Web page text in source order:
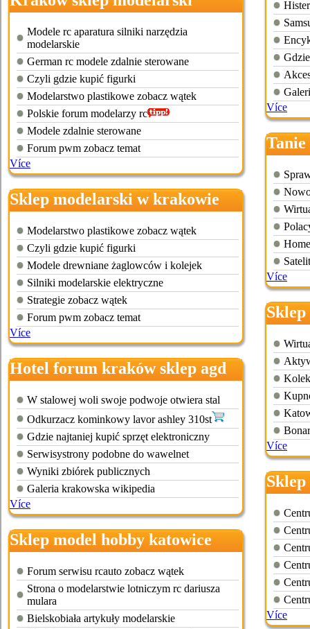
Modele rc aparatura silniki narzędzia
modelarskie
German rc modele zdalnie sterowane
Czyli gdzie kupić figurki
Modelarstwo plastikowe zobacz wątek
Polskie forum modelarzy rc
Modele zdalnie sterowane
Forum pwm zobacz temat
Více
Sklep modelarski w krakowie
Modelarstwo plastikowe zobacz wątek
Czyli gdzie kupić figurki
Modele drewniane żaglowców i kolejek
Silniki modelarskie elektryczne
Strategie zobacz wątek
Forum pwm zobacz temat
Více
Hotel forum kraków sklep agd
W stalowej woli swoje podwoje otwiera stal
Odkurzacz kominkowy lavor ashley 310st
Gdzie najtaniej kupić sprzęt elektroniczny
Serwisystrony podobne do wawelnet
Wyniki zbiórek publicznych
Galeria krakowska wikipedia
Více
Sklep model hobby katowice
Forum serwisu rcauto zobacz wątek
Strona o modelarstwie lotniczym rc dariusza
mulara
Bielskobiała artykuły modelarskie
Více
Více
Sklep
Více
Sklep
Více